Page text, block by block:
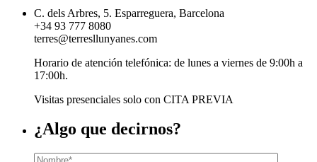
C. dels Arbres, 5. Esparreguera, Barcelona
+34 93 777 8080
terres@terresllunyanes.com
Horario de atención telefónica: de lunes a viernes de 9:00h a
17:00h.
Visitas presenciales solo con CITA PREVIA
¿Algo que decirnos?